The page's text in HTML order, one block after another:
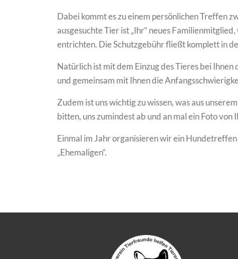
Dabei kommt es zu einem persönlichen Treffen
ausgesuchte Tier ist „Ihr“ neues
entrichten. Die Schutzgebühr fließt komplett in
Natürlich ist mit dem Einzug des Tieres bei
und gemeinsam mit Ihnen die
Zudem ist uns wichtig zu wissen, was aus
bitten, uns zumindest ab und an mal ein Foto
Einmal im Jahr organisieren wir ein
„Ehemaligen“.